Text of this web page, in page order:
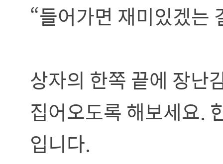
“들어가면 재미있겠는
상자의 한쪽 끝에 장난
집어오도록 해보세요.
입니다.